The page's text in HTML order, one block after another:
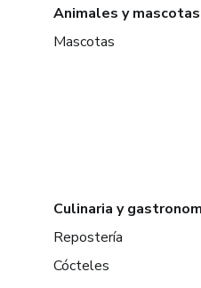
Animales y mascotas
Mascotas
Culinaria y
Repostería
Cócteles